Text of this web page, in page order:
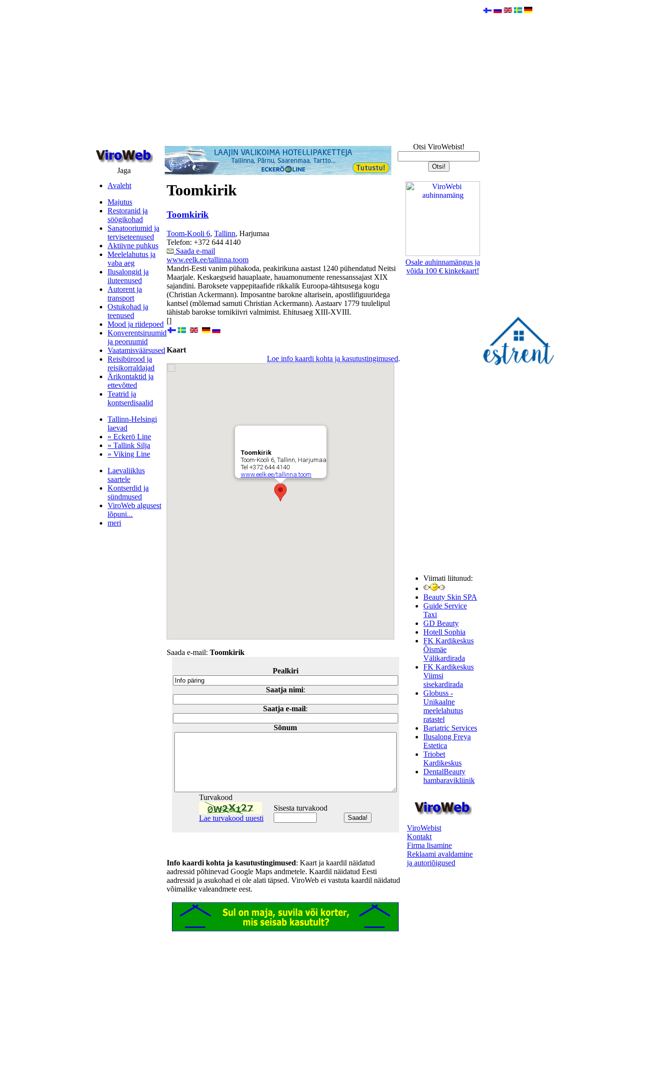
Jaga
Otsi ViroWebist!
Avaleht
Majutus
Restoranid ja
söögikohad
Sanatooriumid ja
terviseteenused
Aktiivne puhkus
Meelelahutus ja
vaba aeg
Ilusalongid ja
iluteenused
Autorent ja
transport
Ostukohad ja
teenused
Mood ja riidepoed
Konverentsiruumid
ja peoruumid
Vaatamisväärsused
Reisibürood ja
reisikorraldajad
Ärikontaktid ja
ettevõtted
Teatrid ja
kontserdisaalid
Tallinn-Helsingi
laevad
» Eckerö Line
» Tallink Silja
» Viking Line
Laevaliiklus
saartele
Kontserdid ja
sündmused
ViroWeb algusest
lõpuni...
meri
Toomkirik
Toomkirik
Toom-Kooli 6, Tallinn, Harjumaa
Telefon: +372 644 4140
Saada e-mail
www.eelk.ee/tallinna.toom
Mandri-Eesti vanim pühakoda, peakirikuna aastast 1240 pühendatud Neitsi
Maarjale. Keskaegseid hauaplaate, hauamonumente renessanssajast XIX
sajandini. Baroksete vappepitaafide rikkalik Euroopa-tähtsusega kogu
(Christian Ackermann). Imposantne barokne altarisein, apostlifiguuridega
kantsel (mõlemad samuti Christian Ackermann). Aastaarv 1779 tuulelipul
tähistab barokse tornikiivri valmimist. Ehitusaeg XIII-XVIII.
[]
Kaart
Loe info kaardi kohta ja kasutustingimused.
Toomkirik
Toom-Kooli 6, Tallinn, Harjumaa
Tel +372 644 4140
www.eelk.ee/tallinna.toom
Saada e-mail: Toomkirik
Pealkiri
Saatja nimi:
Saatja e-mail:
Sõnum
Turvakood
Lae turvakood uuesti
Sisesta turvakood
Info kaardi kohta ja kasutustingimused: Kaart ja kaardil näidatud
aadressid põhinevad Google Maps andmetele. Kaardil näidatud Eesti
aadressid ja asukohad ei ole alati täpsed. ViroWeb ei vastuta kaardil näidatud
võimalike valeandmete eest.
Osale auhinnamängus ja
võida 100 € kinkekaart!
Viimati liitunud:
Beauty Skin SPA
Guide Service
Taxi
GD Beauty
Hotell Sophia
FK Kardikeskus
Õismäe
Välikardirada
FK Kardikeskus
Viimsi
sisekardirada
Globuss -
Unikaalne
meelelahutus
ratastel
Bariatric Services
Ilusalong Freya
Estetica
Triobet
Kardikeskus
DentalBeauty
hambaravikliinik
ViroWebist
Kontakt
Firma lisamine
Reklaami avaldamine
ja autoriõigused